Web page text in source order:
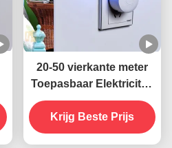
20-50 vierkante meter
Toepasbaar Elektriciteit
Muur aansluiting Socket
UV muggenverdelger
Lamp Vaste staat Zeer
Krijg Beste Prijs